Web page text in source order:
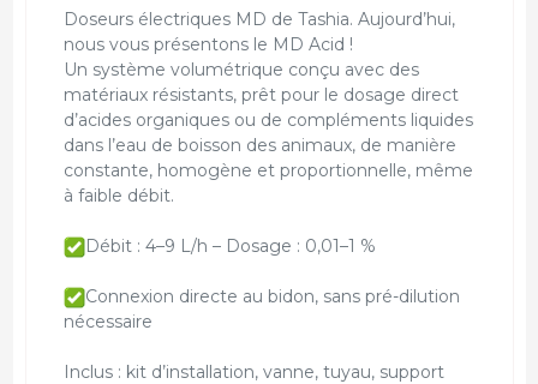
Doseurs électriques MD de Tashia. Aujourd’hui,
nous vous présentons le MD Acid !
Un système volumétrique conçu avec des
matériaux résistants, prêt pour le dosage direct
d’acides organiques ou de compléments liquides
dans l’eau de boisson des animaux, de manière
constante, homogène et proportionnelle, même
à faible débit.
Débit : 4–9 L/h – Dosage : 0,01–1 %
Connexion directe au bidon, sans pré-dilution
nécessaire
Inclus : kit d’installation, vanne, tuyau, support